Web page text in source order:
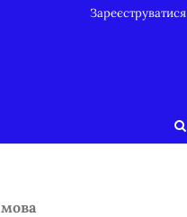
Зареєструватися
мова